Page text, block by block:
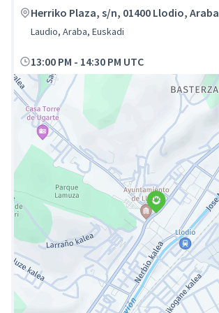
Herriko Plaza, s/n, 01400 Llodio, Araba
Laudio, Araba, Euskadi
13:00 PM - 14:30 PM UTC